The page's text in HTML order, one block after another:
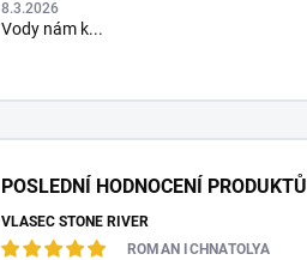
8.3.2026
Vody nám k...
POSLEDNÍ HODNOCENÍ PRODUKTŮ
VLASEC STONE RIVER
ROMAN ICHNATOLYA